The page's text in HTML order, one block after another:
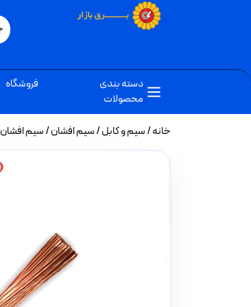
دسته بندی
محصولات
فروشگاه
خانه/سیم و کابل/سیم افشان/ سیم افشان 35*1 البرز الکتریک نور (لینکو)